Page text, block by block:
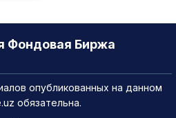
Фондовая Биржа
опубликованных на данном
обязательна.